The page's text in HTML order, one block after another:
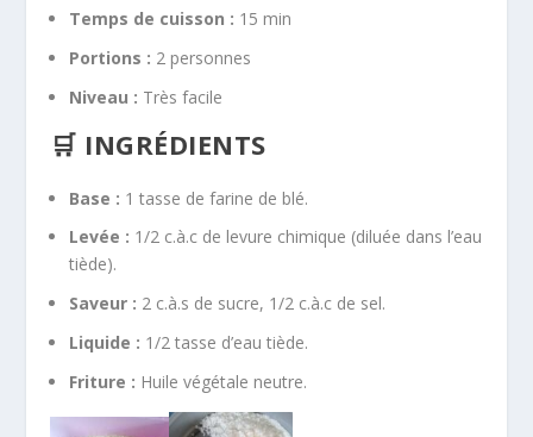
Temps de cuisson : 15 min
Portions : 2 personnes
Niveau : Très facile
🛒 INGRÉDIENTS
Base : 1 tasse de farine de blé.
Levée : 1/2 c.à.c de levure chimique (diluée dans l’eau
tiède).
Saveur : 2 c.à.s de sucre, 1/2 c.à.c de sel.
Liquide : 1/2 tasse d’eau tiède.
Friture : Huile végétale neutre.